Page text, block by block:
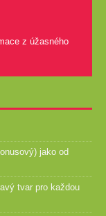
z úžasného
jako od
tvar pro každou